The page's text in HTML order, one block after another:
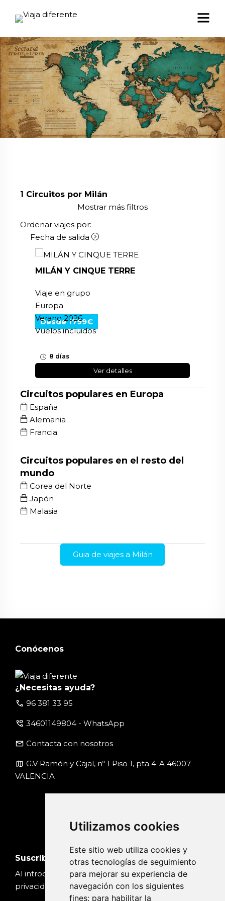
Utilizamos cookies
Este sitio web utiliza cookies y
otras tecnologías de seguimiento
para mejorar su experiencia de
navegación con los siguientes
fines: para habilitar la
1 Circuitos por Milán
Mostrar más filtros
Ordenar viajes por:
Fecha de salida
Desde 1799€
MILÁN Y CINQUE TERRE
Viaje en grupo
Europa
Verano 2026
Vuelos incluidos
8 días
Ver detalles
Circuitos populares en Europa
España
Alemania
Francia
Circuitos populares en el resto del
mundo
Corea del Norte
Japón
Malasia
Guia de viajes a Milán
Conócenos
¿Necesitas ayuda?
call 96 381 33 95
perm_phone_msg 34601149804 - WhatsApp
email Contacta con nosotros
map G.V Ramón y Cajal, nº 1 Piso 1, pta 4-A 46007
VALENCIA
Suscríbete
Al introducir tu email, aceptas nuestraPolítica de
privacidad